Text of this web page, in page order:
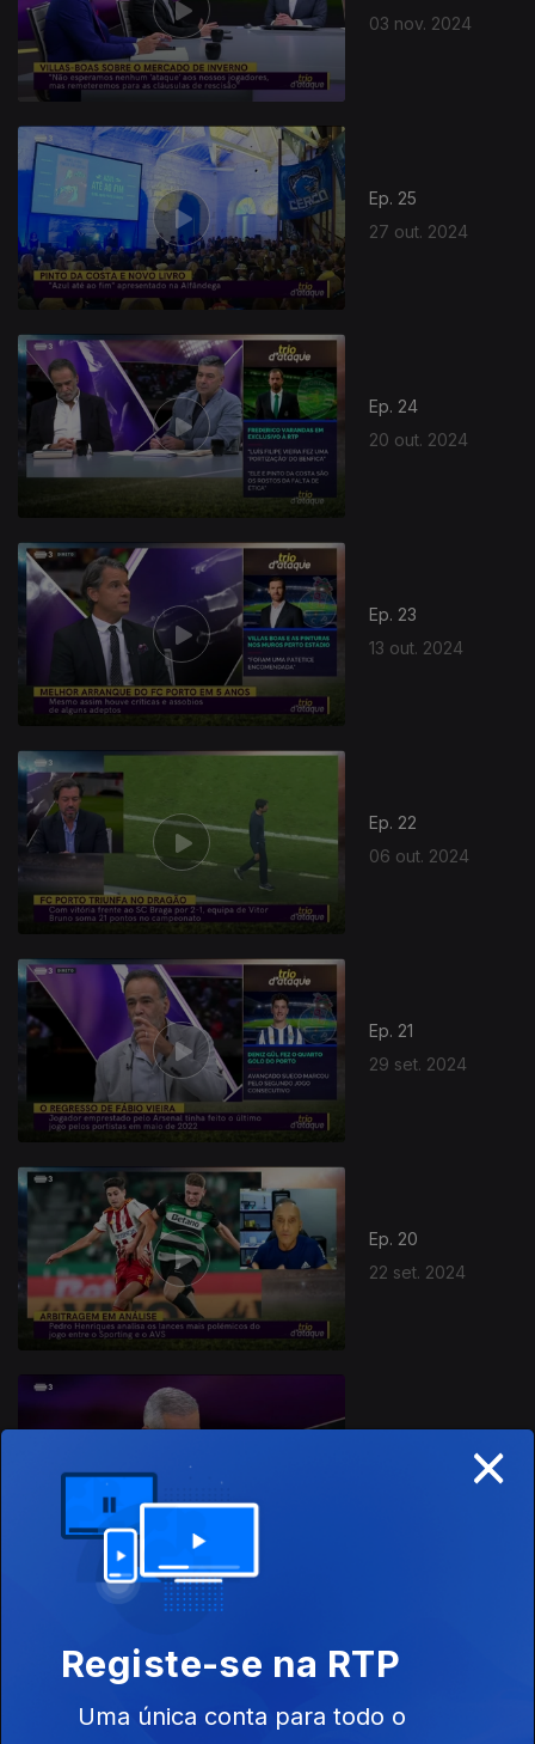
03 nov. 2024
Ep. 25
27 out. 2024
Ep. 24
20 out. 2024
Ep. 23
13 out. 2024
800989
Ep. 22
06 out. 2024
Ep. 21
29 set. 2024
Ep. 20
22 set. 2024
15 set. 2024
Ep. 18
×
Registe-se na RTP
Uma única conta para todo o